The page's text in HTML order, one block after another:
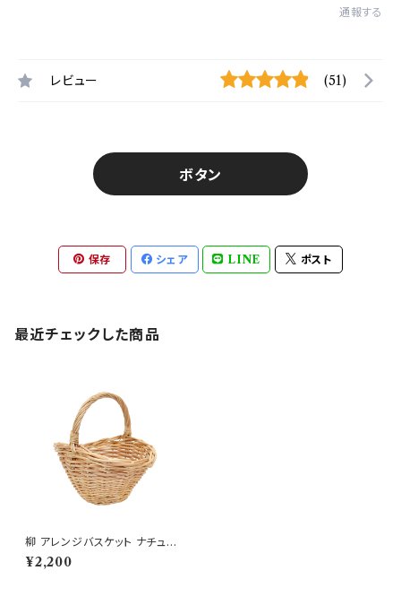
通報する
レビュー (51)
ボタン
保存 シェア LINE ポスト
最近チェックした商品
柳 アレンジバスケット ナチュラ
ル 貝型 M 花籠 丸かご
¥2,200